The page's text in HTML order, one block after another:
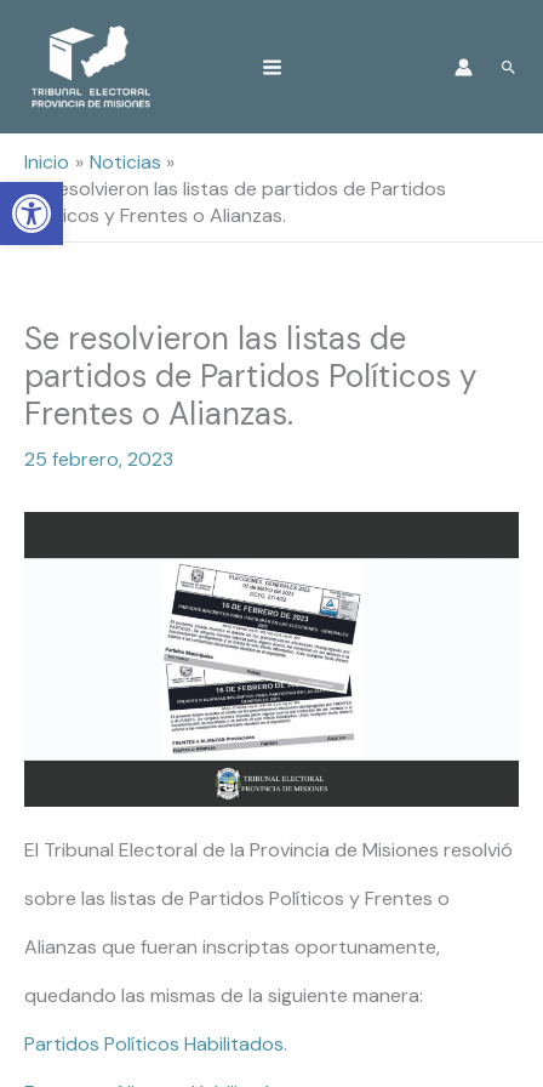
Open toolbar
Inicio
Noticias
Se resolvieron las listas de partidos de Partidos
Políticos y Frentes o Alianzas.
Se resolvieron las listas de
partidos de Partidos Políticos y
Frentes o Alianzas.
25 febrero, 2023
El Tribunal Electoral de la Provincia de Misiones resolvió
sobre las listas de Partidos Políticos y Frentes o
Alianzas que fueran inscriptas oportunamente,
quedando las mismas de la siguiente manera:
Partidos Políticos Habilitados.